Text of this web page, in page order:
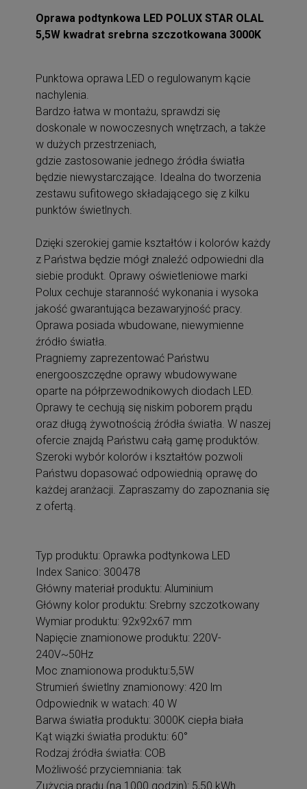
Oprawa podtynkowa LED POLUX STAR OLAL
5,5W kwadrat srebrna szczotkowana 3000K
Punktowa oprawa LED o regulowanym kącie
nachylenia.
Bardzo łatwa w montażu, sprawdzi się
doskonale w nowoczesnych wnętrzach, a także
w dużych przestrzeniach,
gdzie zastosowanie jednego źródła światła
będzie niewystarczające. Idealna do tworzenia
zestawu sufitowego składającego się z kilku
punktów świetlnych.
Dzięki szerokiej gamie kształtów i kolorów każdy
z Państwa będzie mógł znaleźć odpowiedni dla
siebie produkt. Oprawy oświetleniowe marki
Polux cechuje staranność wykonania i wysoka
jakość gwarantująca bezawaryjność pracy.
Oprawa posiada wbudowane, niewymienne
źródło światła.
Pragniemy zaprezentować Państwu
energooszczędne oprawy wbudowywane
oparte na półprzewodnikowych diodach LED.
Oprawy te cechują się niskim poborem prądu
oraz długą żywotnością źródła światła. W naszej
ofercie znajdą Państwu całą gamę produktów.
Szeroki wybór kolorów i kształtów pozwoli
Państwu dopasować odpowiednią oprawę do
każdej aranżacji. Zapraszamy do zapoznania się
z ofertą.
Typ produktu: Oprawka podtynkowa LED
Index Sanico: 300478
Główny materiał produktu: Aluminium
Główny kolor produktu: Srebrny szczotkowany
Wymiar produktu: 92x92x67 mm
Napięcie znamionowe produktu: 220V-
240V~50Hz
Moc znamionowa produktu:5,5W
Strumień świetlny znamionowy: 420 lm
Odpowiednik w watach: 40 W
Barwa światła produktu: 3000K ciepła biała
Kąt wiązki światła produktu: 60°
Rodzaj źródła światła: COB
Możliwość przyciemniania: tak
Zużycia prądu (na 1000 godzin): 5,50 kWh